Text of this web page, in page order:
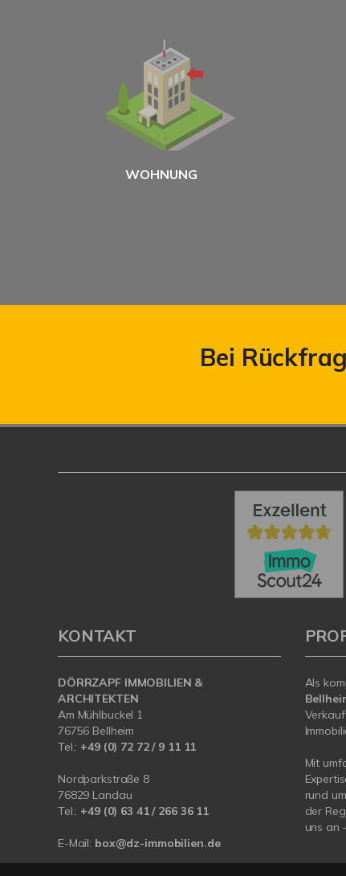
WOHNUNG
Bei
KONTAKT
DÖRRZAPF IMMOBILIEN &
ARCHITEKTEN
Am Mühlbuckel 1
76756 Bellheim
Tel.: +49 (0) 72 72 / 9 11 11
Nordparkstraße 8
76829 Landau
Tel.: +49 (0) 63 41 / 266 36 11
E-Mail: box@dz-immobilien.de
Als
Mit
rund
der
uns an